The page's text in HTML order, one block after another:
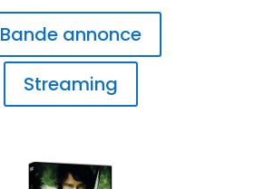
Bande annonce
Streaming